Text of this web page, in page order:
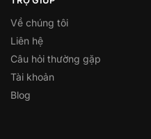
Về chúng tôi
Liên hệ
Câu hỏi thường gặp
Tài khoản
Blog